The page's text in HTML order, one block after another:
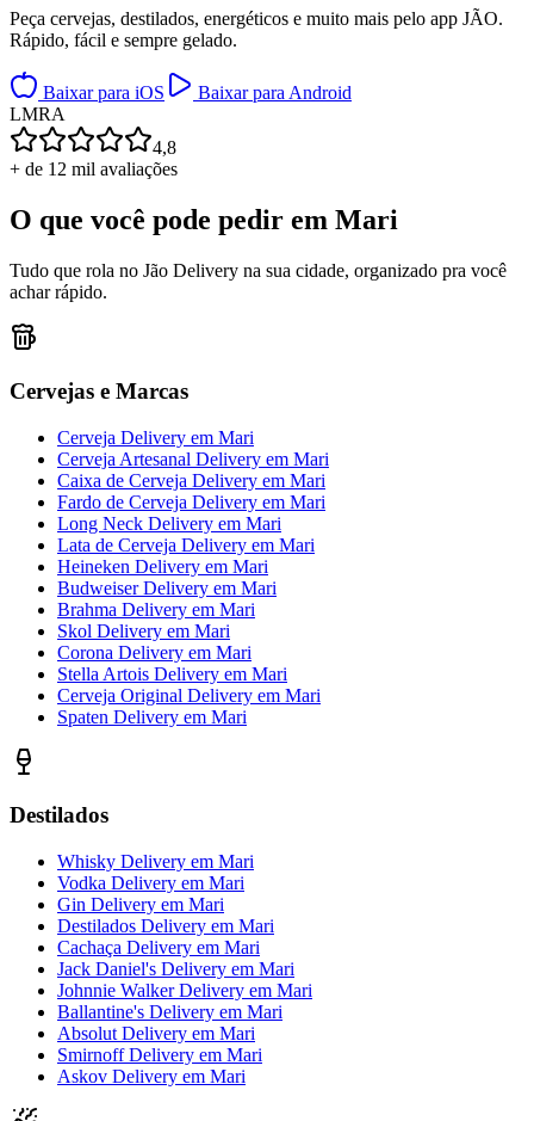
Peça cervejas, destilados, energéticos e muito mais pelo app JÃO.
Rápido, fácil e sempre gelado.
Baixar para iOS
Baixar para Android
LMRA
4,8
+ de 12 mil avaliações
O que você pode pedir em Mari
Tudo que rola no Jão Delivery na sua cidade, organizado pra você
achar rápido.
Cervejas e Marcas
Cerveja Delivery em Mari
Cerveja Artesanal Delivery em Mari
Caixa de Cerveja Delivery em Mari
Fardo de Cerveja Delivery em Mari
Long Neck Delivery em Mari
Lata de Cerveja Delivery em Mari
Heineken Delivery em Mari
Budweiser Delivery em Mari
Brahma Delivery em Mari
Skol Delivery em Mari
Corona Delivery em Mari
Stella Artois Delivery em Mari
Cerveja Original Delivery em Mari
Spaten Delivery em Mari
Destilados
Whisky Delivery em Mari
Vodka Delivery em Mari
Gin Delivery em Mari
Destilados Delivery em Mari
Cachaça Delivery em Mari
Jack Daniel's Delivery em Mari
Johnnie Walker Delivery em Mari
Ballantine's Delivery em Mari
Absolut Delivery em Mari
Smirnoff Delivery em Mari
Askov Delivery em Mari